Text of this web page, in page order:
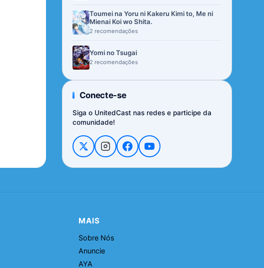
Toumei na Yoru ni Kakeru Kimi to, Me ni
Mienai Koi wo Shita.
2 recomendações
Yomi no Tsugai
2 recomendações
Conecte-se
Siga o UnitedCast nas redes e participe da
comunidade!
MAIS
Sobre Nós
Anuncie
AYA